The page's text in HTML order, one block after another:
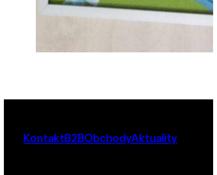
KontaktB2BObchodyAktuality